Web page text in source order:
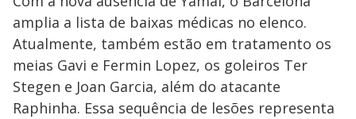
amplia a lista de baixas médicas no elenco.
Atualmente, também estão em tratamento os
meias Gavi e Fermin Lopez, os goleiros Ter
Stegen e Joan Garcia, além do atacante
Raphinha. Essa sequência de lesões representa